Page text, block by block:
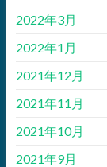
2022年3月
2022年1月
2021年12月
2021年11月
2021年10月
2021年9月